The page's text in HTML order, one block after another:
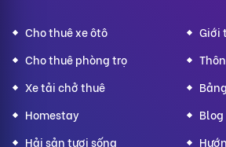
Cho thuê xe ôtô
Cho thuê phòng trọ
Xe tải chở thuê
Homestay
Hải sản tươi sống
Giới
Blog